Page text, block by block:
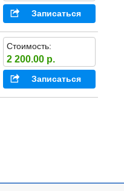
Записаться
Стоимость:
2 200.00 р.
Записаться